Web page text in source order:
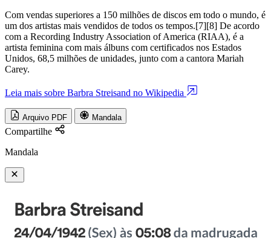
Com vendas superiores a 150 milhões de discos em todo o mundo, é
um dos artistas mais vendidos de todos os tempos.[7][8] De acordo
com a Recording Industry Association of America (RIAA), é a
artista feminina com mais álbuns com certificados nos Estados
Unidos, 68,5 milhões de unidades, junto com a cantora Mariah
Carey.
Leia mais sobre Barbra Streisand no Wikipedia
Arquivo PDF Mandala
Compartilhe
Mandala